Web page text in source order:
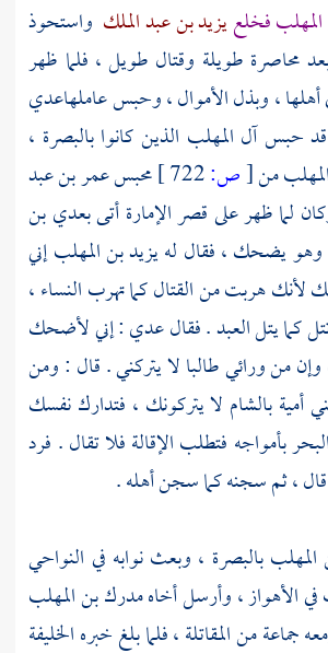
فخلعيزيد بن عبد الملك واستحوذ
محاصرة طويلة وقتال طويل ، فلما ظهر
، وبذل الأموال ، وحبس عاملهاعدي
حبس آل المهلب الذين كانوابالبصرة ،
من[ص: محبسعمر بن عبد
لما ظهر على قصر الإمارة أتىبعدي بن
وهو يضحك ، فقال لهيزيد بن المهلبإني
هربت من القتال كما تهرب النساء ،
كما يتل العبد . فقالعدي: إني لأضحك
وإن من ورائي طالبا لا يتركني . قال : ومن
أميةبالشام لا يتركونك ، فتدارك نفسك
بأمواجه فتطلب الإقالة فلا تقال . فرد
، ثم سجنه كما سجن أهله .
المهلببالبصرة ، وبعث نوابه في النواحي
الأهواز، وأرسل أخاهمدرك بن المهلب
جماعة من المقاتلة ، فلما بلغ خبره الخليفة